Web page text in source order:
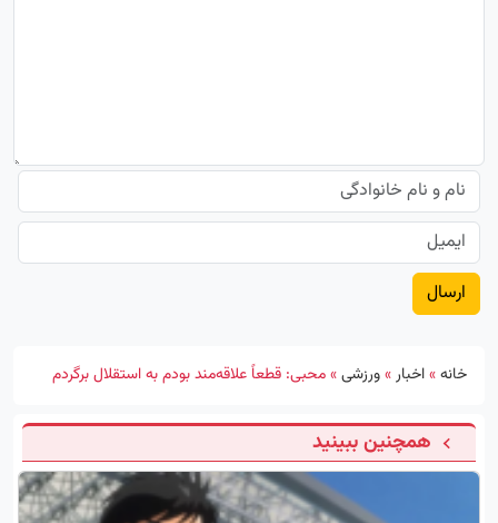
خانه»اخبار»ورزشی»محبی: قطعاً علاقه‌مند بودم به استقلال برگردم
همچنین ببینید